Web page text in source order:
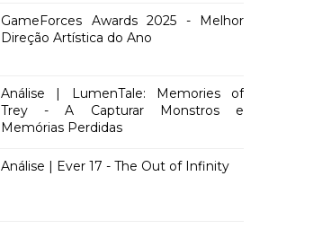
GameForces Awards 2025 - Melhor
Direção Artística do Ano
Análise | LumenTale: Memories of
Trey - A Capturar Monstros e
Memórias Perdidas
Análise | Ever 17 - The Out of Infinity